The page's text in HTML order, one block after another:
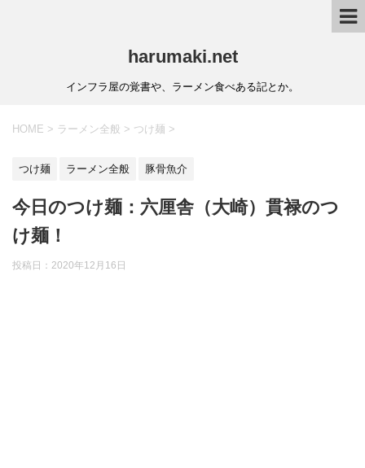
harumaki.net
インフラ屋の覚書や、ラーメン食べある記とか。
HOME > ラーメン全般 > つけ麺 >
つけ麺 ラーメン全般 豚骨魚介
今日のつけ麺：六厘舎（大崎）貫禄のつ
け麺！
投稿日：2020年12月16日